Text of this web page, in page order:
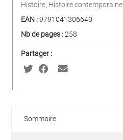
Histoire, Histoire contemporaine
EAN :9791041306640
Nb de pages :258
Partager :
Sommaire